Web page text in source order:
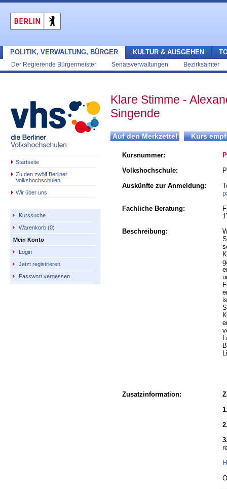
POLITIK, VERWALTUNG, BÜRGER
Der Regierende Bürgermeister Senatsverwaltungen Bezirksämter
KULTUR & AUSGEHEN
Startseite
Zu den zwölf Berliner
Volkshochschulen
Wir über uns
Kurssuche
Warenkorb (0)
Mein Konto
Login
Jetzt registrieren
Passwort vergessen
Klare Stimme -
Singende
Kursnummer:
Volkshochschule:
Auskünfte zur Anmeldung:
Fachliche Beratung:
Beschreibung:
Zusatzinformation: